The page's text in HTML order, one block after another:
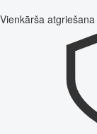
Vienkārša atgriešana